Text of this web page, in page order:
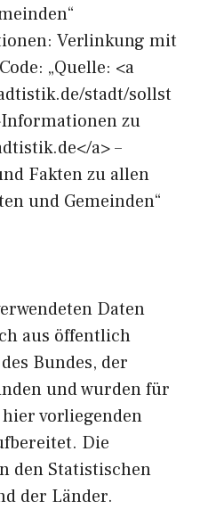
Verlinkung mit
„Quelle: <a
stadt/sollst
zu
a> –
Fakten zu allen
und Gemeinden“
Daten
aus öffentlich
Bundes, der
und wurden für
vorliegenden
Die
den Statistischen
der Länder.